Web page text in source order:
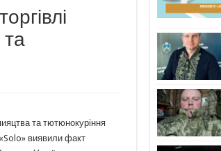
та тютюнокуріння
виявили факт